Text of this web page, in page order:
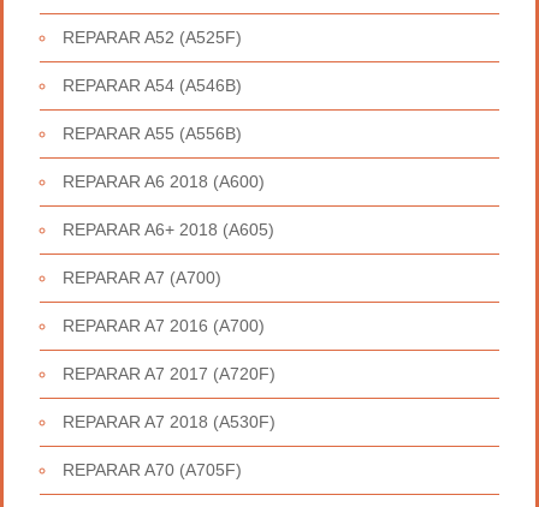
REPARAR A52 (A525F)
REPARAR A54 (A546B)
REPARAR A55 (A556B)
REPARAR A6 2018 (A600)
REPARAR A6+ 2018 (A605)
REPARAR A7 (A700)
REPARAR A7 2016 (A700)
REPARAR A7 2017 (A720F)
REPARAR A7 2018 (A530F)
REPARAR A70 (A705F)